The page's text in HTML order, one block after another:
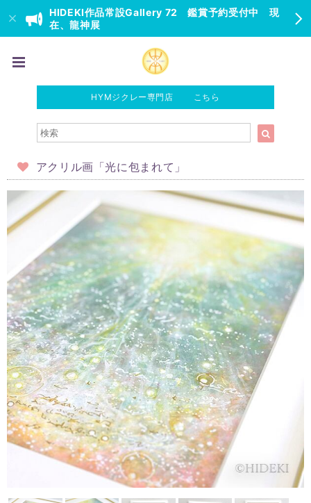
HIDEKI作品常設Gallery 72 鑑賞予約受付中 現
在、龍神展
HYMジクレー専門店 こちら
アクリル画「光に包まれて」